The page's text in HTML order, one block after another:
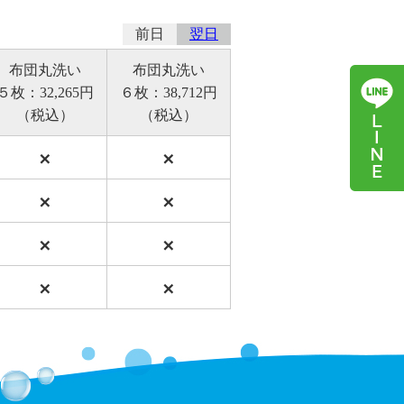
前日 翌日
布団丸洗い
枚：32,265円
（税込）
布団丸洗い
６枚：38,712円
（税込）
× ×
× ×
× ×
× ×